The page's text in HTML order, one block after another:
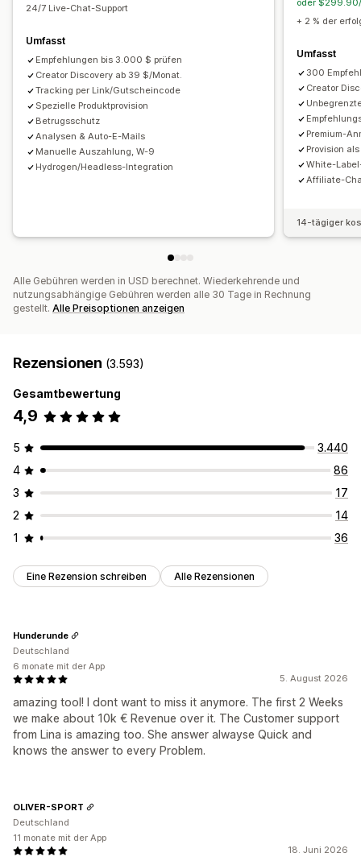
Produkt-Tracking
Affiliate-Erfahrung
Benutzerdefinierte Dashboards
Benutzerdefinierte Registrierung
Markenspezifisches Portal
Benutzerdefinierte Links und Rabatte
Benutzerdefinierte Domain
Benutzerdefinierte Formulare
Kartenauszahlungen PayPal Geplante Auszahlungen
24/7 Live-Chat-Support
Umfasst
Empfehlungen bis 3.000 $ prüfen
Creator Discovery ab 39 $/Monat.
Tracking per Link/Gutscheincode
Spezielle Produktprovision
Betrugsschutz
Analysen & Auto-E-Mails
Manuelle Auszahlung, W-9
Hydrogen/Headless-Integration
oder $299.90/
+ 2 % der
Umfasst
300
Creator
Premium-
Provision
White-
Affiliate-
14-tägiger
Alle Gebühren werden in USD berechnet. Wiederkehrende und
nutzungsabhängige Gebühren werden alle 30 Tage in Rechnung
gestellt. Alle Preisoptionen anzeigen
Rezensionen (3.593)
Gesamtbewertung
4,9
5
3.440
4
86
3
17
2
14
1
36
Eine Rezension schreiben Alle Rezensionen
5. August 2026
amazing tool! I dont want to miss it anymore. The first 2 Weeks
we make about 10k € Revenue over it. The Customer support
from Lina is amazing too. She answer alwayse Quick and
knows the answer to every Problem.
Hunderunde
Deutschland
6 monate mit der App
18. Juni 2026
OLIVER-SPORT
Deutschland
11 monate mit der App